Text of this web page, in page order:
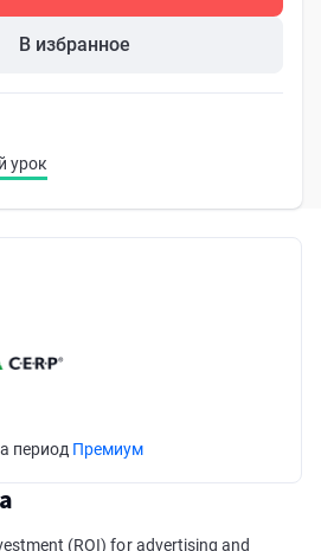
В избранное
урок
период Премиум
(ROI) for advertising and